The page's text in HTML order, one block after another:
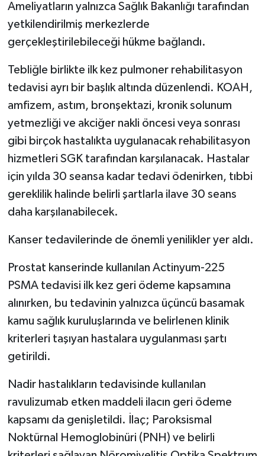
Ameliyatların yalnızca Sağlık Bakanlığı tarafından
yetkilendirilmiş merkezlerde
gerçekleştirilebileceği hükme bağlandı.
Tebliğle birlikte ilk kez pulmoner rehabilitasyon
tedavisi ayrı bir başlık altında düzenlendi. KOAH,
amfizem, astım, bronşektazi, kronik solunum
yetmezliği ve akciğer nakli öncesi veya sonrası
gibi birçok hastalıkta uygulanacak rehabilitasyon
hizmetleri SGK tarafından karşılanacak. Hastalar
için yılda 30 seansa kadar tedavi ödenirken, tıbbi
gereklilik halinde belirli şartlarla ilave 30 seans
daha karşılanabilecek.
Kanser tedavilerinde de önemli yenilikler yer aldı.
Prostat kanserinde kullanılan Actinyum-225
PSMA tedavisi ilk kez geri ödeme kapsamına
alınırken, bu tedavinin yalnızca üçüncü basamak
kamu sağlık kuruluşlarında ve belirlenen klinik
kriterleri taşıyan hastalara uygulanması şartı
getirildi.
Nadir hastalıkların tedavisinde kullanılan
ravulizumab etken maddeli ilacın geri ödeme
kapsamı da genişletildi. İlaç; Paroksismal
Noktürnal Hemoglobinüri (PNH) ve belirli